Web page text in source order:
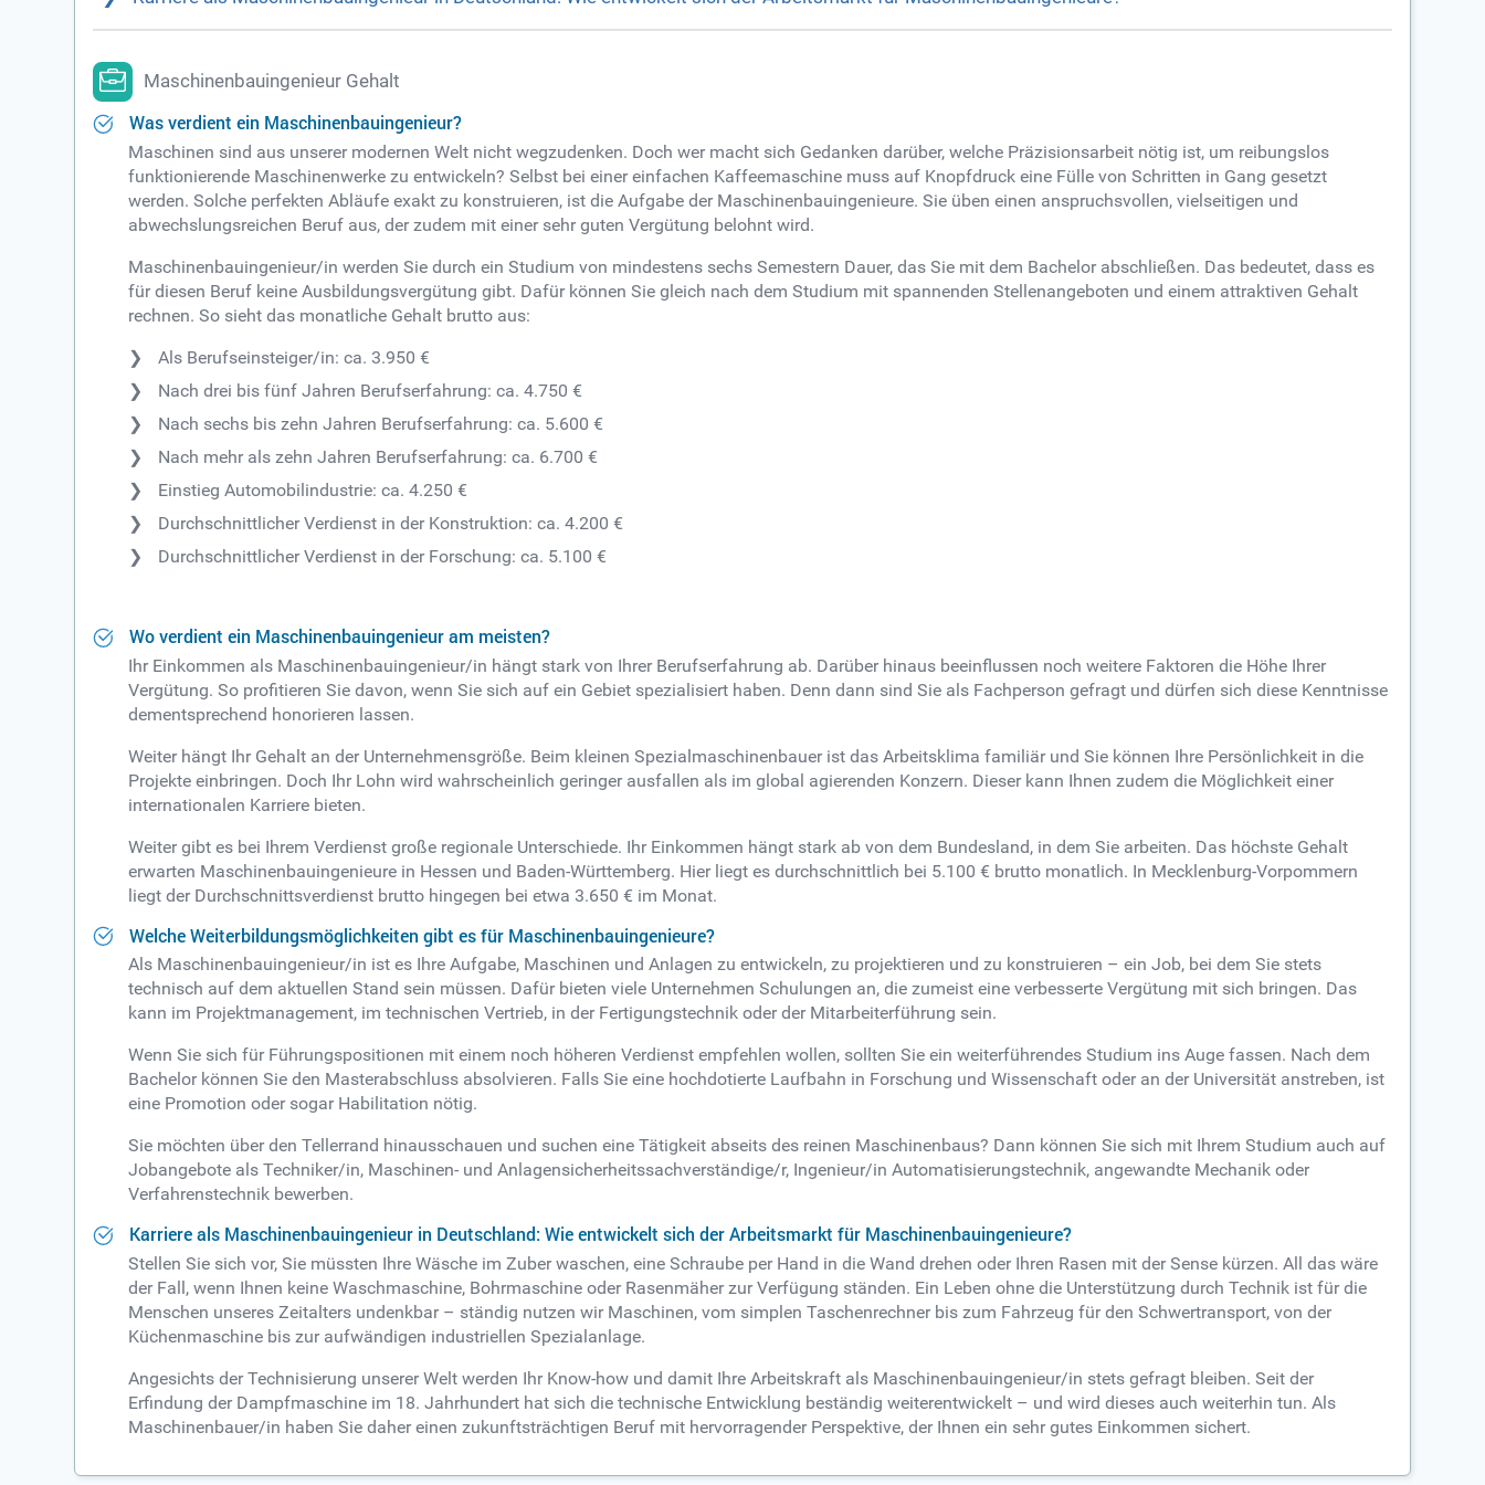
Maschinenbauingenieur Gehalt
Was verdient ein Maschinenbauingenieur?
Maschinen sind aus unserer modernen Welt nicht wegzudenken. Doch wer macht sich Gedanken darüber, welche Präzisionsarbeit nötig ist, um reibungslos
funktionierende Maschinenwerke zu entwickeln? Selbst bei einer einfachen Kaffeemaschine muss auf Knopfdruck eine Fülle von Schritten in Gang gesetzt
werden. Solche perfekten Abläufe exakt zu konstruieren, ist die Aufgabe der Maschinenbauingenieure. Sie üben einen anspruchsvollen, vielseitigen und
abwechslungsreichen Beruf aus, der zudem mit einer sehr guten Vergütung belohnt wird.
Maschinenbauingenieur/in werden Sie durch ein Studium von mindestens sechs Semestern Dauer, das Sie mit dem Bachelor abschließen. Das bedeutet, dass es
für diesen Beruf keine Ausbildungsvergütung gibt. Dafür können Sie gleich nach dem Studium mit spannenden Stellenangeboten und einem attraktiven Gehalt
rechnen. So sieht das monatliche Gehalt brutto aus:
Als Berufseinsteiger/in: ca. 3.950 €
Nach drei bis fünf Jahren Berufserfahrung: ca. 4.750 €
Nach sechs bis zehn Jahren Berufserfahrung: ca. 5.600 €
Nach mehr als zehn Jahren Berufserfahrung: ca. 6.700 €
Einstieg Automobilindustrie: ca. 4.250 €
Durchschnittlicher Verdienst in der Konstruktion: ca. 4.200 €
Durchschnittlicher Verdienst in der Forschung: ca. 5.100 €
Wo verdient ein Maschinenbauingenieur am meisten?
Ihr Einkommen als Maschinenbauingenieur/in hängt stark von Ihrer Berufserfahrung ab. Darüber hinaus beeinflussen noch weitere Faktoren die Höhe Ihrer
Vergütung. So profitieren Sie davon, wenn Sie sich auf ein Gebiet spezialisiert haben. Denn dann sind Sie als Fachperson gefragt und dürfen sich diese Kenntnisse
dementsprechend honorieren lassen.
Weiter hängt Ihr Gehalt an der Unternehmensgröße. Beim kleinen Spezialmaschinenbauer ist das Arbeitsklima familiär und Sie können Ihre Persönlichkeit in die
Projekte einbringen. Doch Ihr Lohn wird wahrscheinlich geringer ausfallen als im global agierenden Konzern. Dieser kann Ihnen zudem die Möglichkeit einer
internationalen Karriere bieten.
Weiter gibt es bei Ihrem Verdienst große regionale Unterschiede. Ihr Einkommen hängt stark ab von dem Bundesland, in dem Sie arbeiten. Das höchste Gehalt
erwarten Maschinenbauingenieure in Hessen und Baden-Württemberg. Hier liegt es durchschnittlich bei 5.100 € brutto monatlich. In Mecklenburg-Vorpommern
liegt der Durchschnittsverdienst brutto hingegen bei etwa 3.650 € im Monat.
Welche Weiterbildungsmöglichkeiten gibt es für Maschinenbauingenieure?
Als Maschinenbauingenieur/in ist es Ihre Aufgabe, Maschinen und Anlagen zu entwickeln, zu projektieren und zu konstruieren – ein Job, bei dem Sie stets
technisch auf dem aktuellen Stand sein müssen. Dafür bieten viele Unternehmen Schulungen an, die zumeist eine verbesserte Vergütung mit sich bringen. Das
kann im Projektmanagement, im technischen Vertrieb, in der Fertigungstechnik oder der Mitarbeiterführung sein.
Wenn Sie sich für Führungspositionen mit einem noch höheren Verdienst empfehlen wollen, sollten Sie ein weiterführendes Studium ins Auge fassen. Nach dem
Bachelor können Sie den Masterabschluss absolvieren. Falls Sie eine hochdotierte Laufbahn in Forschung und Wissenschaft oder an der Universität anstreben, ist
eine Promotion oder sogar Habilitation nötig.
Sie möchten über den Tellerrand hinausschauen und suchen eine Tätigkeit abseits des reinen Maschinenbaus? Dann können Sie sich mit Ihrem Studium auch auf
Jobangebote als Techniker/in, Maschinen- und Anlagensicherheitssachverständige/r, Ingenieur/in Automatisierungstechnik, angewandte Mechanik oder
Verfahrenstechnik bewerben.
Karriere als Maschinenbauingenieur in Deutschland: Wie entwickelt sich der Arbeitsmarkt für Maschinenbauingenieure?
Stellen Sie sich vor, Sie müssten Ihre Wäsche im Zuber waschen, eine Schraube per Hand in die Wand drehen oder Ihren Rasen mit der Sense kürzen. All das wäre
der Fall, wenn Ihnen keine Waschmaschine, Bohrmaschine oder Rasenmäher zur Verfügung ständen. Ein Leben ohne die Unterstützung durch Technik ist für die
Menschen unseres Zeitalters undenkbar – ständig nutzen wir Maschinen, vom simplen Taschenrechner bis zum Fahrzeug für den Schwertransport, von der
Küchenmaschine bis zur aufwändigen industriellen Spezialanlage.
Angesichts der Technisierung unserer Welt werden Ihr Know-how und damit Ihre Arbeitskraft als Maschinenbauingenieur/in stets gefragt bleiben. Seit der
Erfindung der Dampfmaschine im 18. Jahrhundert hat sich die technische Entwicklung beständig weiterentwickelt – und wird dieses auch weiterhin tun. Als
Maschinenbauer/in haben Sie daher einen zukunftsträchtigen Beruf mit hervorragender Perspektive, der Ihnen ein sehr gutes Einkommen sichert.